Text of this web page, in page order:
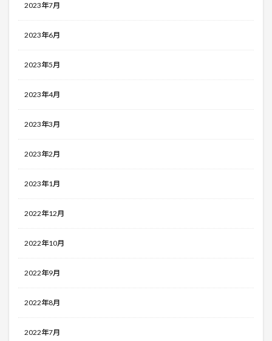
2023年7月
2023年6月
2023年5月
2023年4月
2023年3月
2023年2月
2023年1月
2022年12月
2022年10月
2022年9月
2022年8月
2022年7月